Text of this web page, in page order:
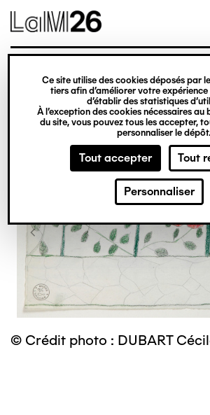
Gestion des cookies
Ce site utilise des cookies déposés par
tiers afin d’améliorer votre
d’établir des statistiques
À l’exception des cookies nécessaires
du site, vous pouvez tous les accepter,
personnaliser le dépôt.
Tout accepter Tout
Personnaliser
contenu
© Crédit photo : DUBART